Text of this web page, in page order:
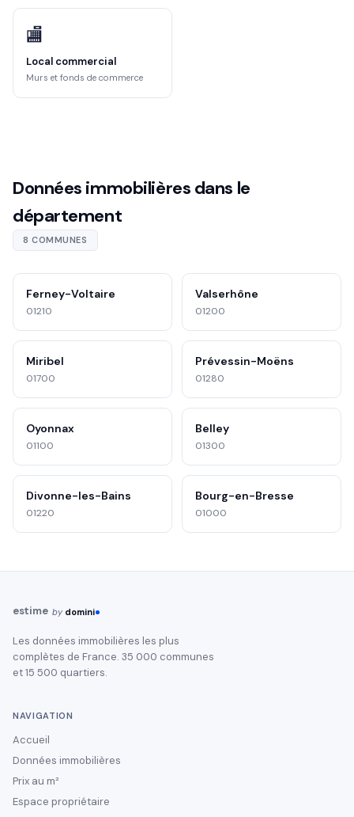
🏬
Local commercial
Murs et fonds de commerce
Données immobilières dans le
département
8 COMMUNES
Ferney-Voltaire
01210
Valserhône
01200
Miribel
01700
Prévessin-Moëns
01280
Oyonnax
01100
Belley
01300
Divonne-les-Bains
01220
Bourg-en-Bresse
01000
estime by domini
Les données immobilières les plus
complètes de France. 35 000 communes
et 15 500 quartiers.
NAVIGATION
Accueil
Données immobilières
Prix au m²
Espace propriétaire